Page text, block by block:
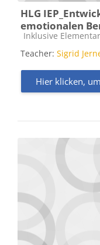
HLG
emotionalen
Kursbereich
Inklusive
Teacher: Sigrid
Hier klicken,